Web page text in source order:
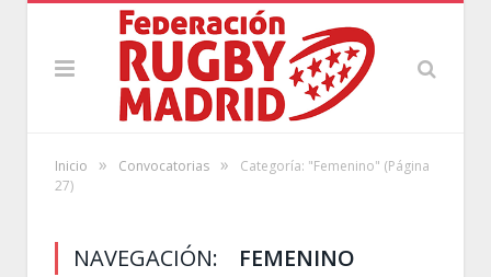
Inicio » Convocatorias » Categoría: "Femenino" (Página
27)
NAVEGACIÓN: FEMENINO